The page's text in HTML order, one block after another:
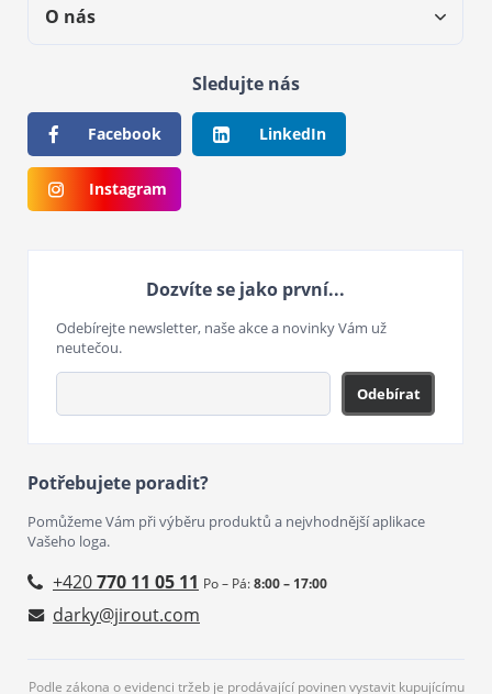
O nás
Sledujte nás
Facebook LinkedIn
Instagram
Dozvíte se jako první...
Odebírejte newsletter, naše akce a novinky Vám už
neutečou.
Odebírat
Potřebujete poradit?
Pomůžeme Vám při výběru produktů a nejvhodnější aplikace
Vašeho loga.
+420770 11 05 11 Po – Pá:8:00 – 17:00
darky@jirout.com
Podle zákona o evidenci tržeb je prodávající povinen vystavit kupujícímu